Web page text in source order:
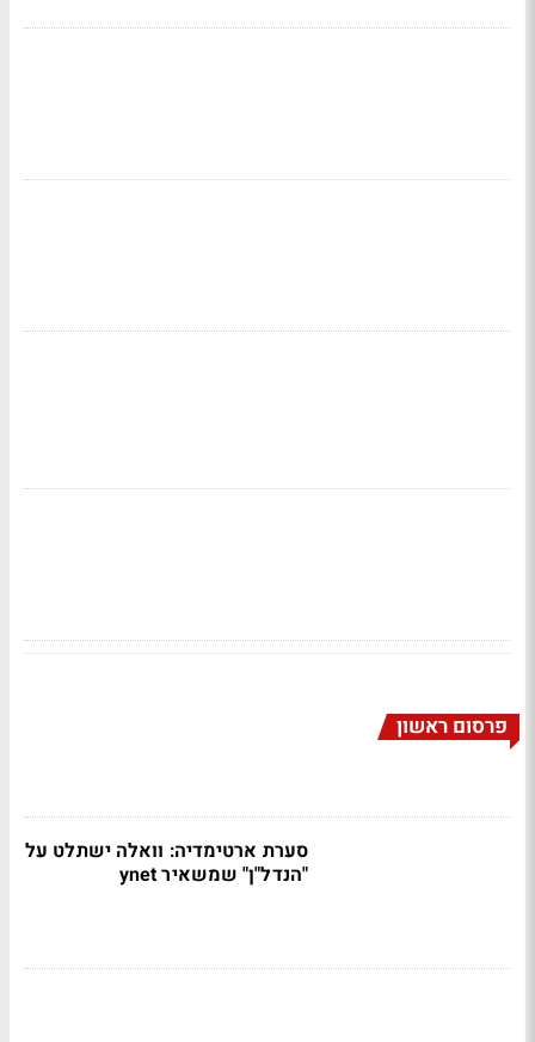
פרסום ראשון
סערת ארטימדיה: וואלה ישתלט על
"הנדל"ן" שמשאיר ynet